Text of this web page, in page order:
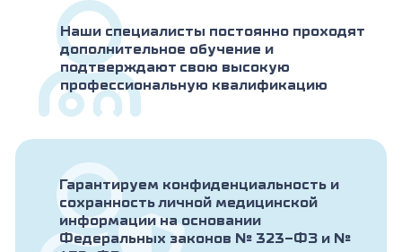
Динамическое наблюдение больных с
системными аутоиммунными заболеваниями
(снижение концентрации компонентов
комплемента коррелирует с активностью
процесса); При диагностике заболеваний:
системная красная волчанка (СКВ),
ревматоидные васкулиты, подострые
бактериальные эндокардиты, шунт-нефрит,
мезангиокапиллярный гломерулонефрит,
ревматическая полимиалгия, смешанная
криоглобулинемия, грамм-негативный
бактериемический шок (ранний диагноз),
грамм-позитивная бактериемия,
Наши специалисты постоянно проходят
дополнительное обучение и
подтверждают свою высокую
профессиональную квалификацию
Гарантируем конфиденциальность и
сохранность личной медицинской
информации на основании
Федеральных законов № 323-ФЗ и №